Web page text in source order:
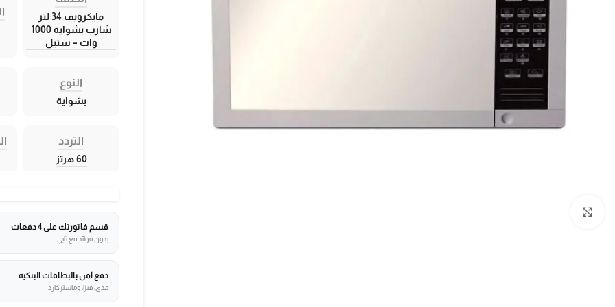
مايكرويف 34 لتر
شارب بشواية 1000
وات – ستيل
النوع
بشواية
التردد
60 هرتز
قسم فاتورتك على 4 دفعات
بدون فوائد مع تابي
دفع آمن بالبطاقات البنكية
مدى، فيزا، وماستركارد